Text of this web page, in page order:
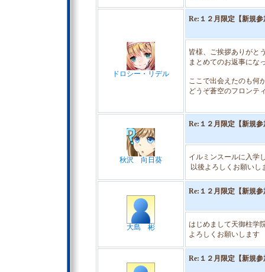
ドロシー・リデル
Re:１２月限定【新規
皆様、ご挨拶ありがと
まとめてのお返事にな
ここで出会えたのも何
どうぞ蒼空のフロンテ
秋沢 向日葵
Re:１２月限定【新規
イルミンスールに入学
以後よろしくお願いし
大島 彬
Re:１２月限定【新規
はじめまして天御柱学
よろしくお願いします
Re:１２月限定【新規